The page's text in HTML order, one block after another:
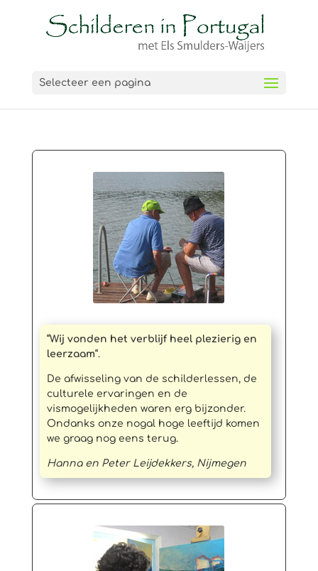
Selecteer een pagina
“Wij vonden het verblijf heel plezierig en
leerzaam“.
De afwisseling van de schilderlessen, de
culturele ervaringen en de
vismogelijkheden waren erg bijzonder.
Ondanks onze nogal hoge leeftijd komen
we graag nog eens terug.
Hanna en Peter Leijdekkers, Nijmegen